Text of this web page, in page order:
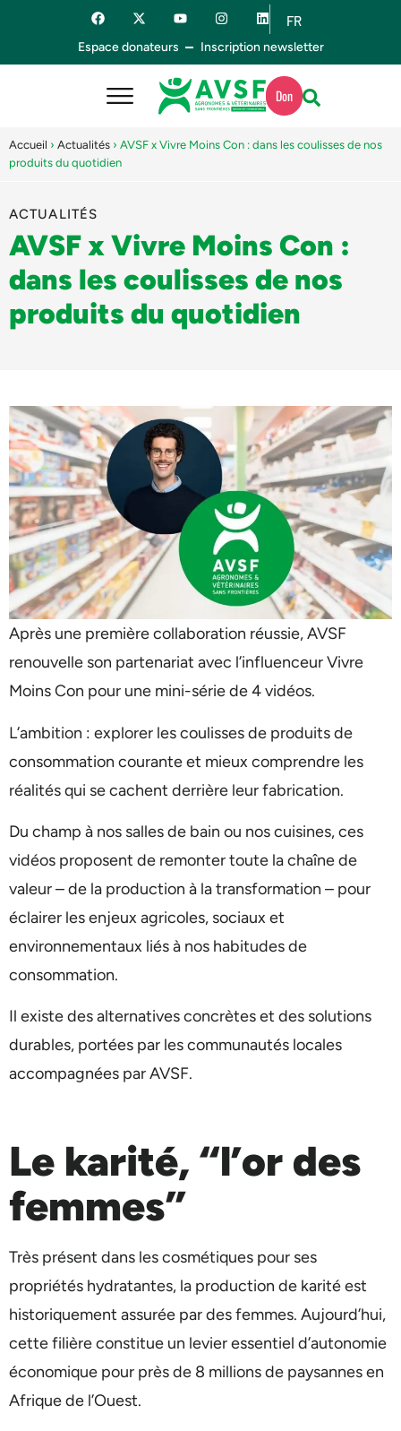
FR
ES
Espace donateurs Inscription newsletter
Don
Accueil › Actualités › AVSF x Vivre Moins Con : dans les coulisses de nos
produits du quotidien
ACTUALITÉS
AVSF x Vivre Moins Con :
dans les coulisses de nos
produits du quotidien
Après une première collaboration réussie, AVSF
renouvelle son partenariat avec l’influenceur Vivre
Moins Con pour une mini-série de 4 vidéos.
L’ambition : explorer les coulisses de produits de
consommation courante et mieux comprendre les
réalités qui se cachent derrière leur fabrication.
Du champ à nos salles de bain ou nos cuisines, ces
vidéos proposent de remonter toute la chaîne de
valeur – de la production à la transformation – pour
éclairer les enjeux agricoles, sociaux et
environnementaux liés à nos habitudes de
consommation.
Il existe des alternatives concrètes et des solutions
durables, portées par les communautés locales
accompagnées par AVSF.
Le karité, “l’or des
femmes”
Très présent dans les cosmétiques pour ses
propriétés hydratantes, la production de karité est
historiquement assurée par des femmes. Aujourd’hui,
cette filière constitue un levier essentiel d’autonomie
économique pour près de 8 millions de paysannes en
Afrique de l’Ouest.